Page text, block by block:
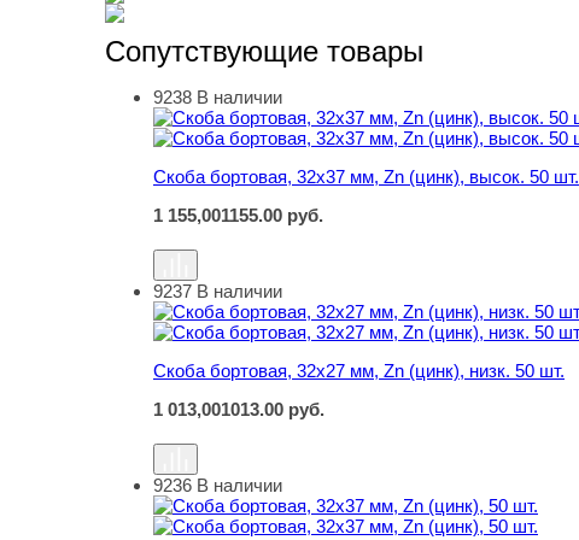
Сопутствующие товары
Скоба бортовая, 32х37 мм, Zn (цинк), высок. 50 шт.
9238 В наличии
Скоба бортовая, 32х37 мм, Zn (цинк), высок. 50 шт.
1 155,001155.00 руб.
Скоба бортовая, 32х27 мм, Zn (цинк), низк. 50 шт.
9237 В наличии
Скоба бортовая, 32х27 мм, Zn (цинк), низк. 50 шт.
1 013,001013.00 руб.
Скоба бортовая, 32х37 мм, Zn (цинк), 50 шт.
9236 В наличии